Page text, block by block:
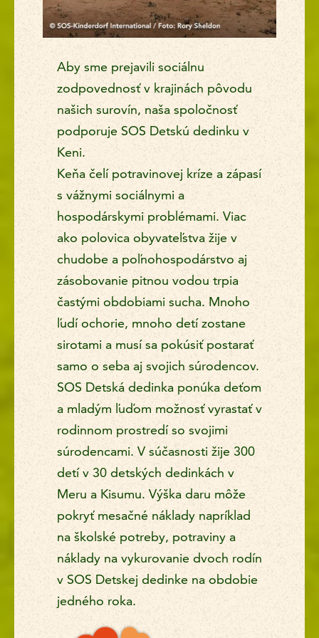
Aby sme prejavili sociálnu
zodpovednosť v krajinách pôvodu
našich surovín, naša spoločnosť
podporuje SOS Detskú dedinku v
Keni.
Keňa čelí potravinovej kríze a zápasí
s vážnymi sociálnymi a
hospodárskymi problémami. Viac
ako polovica obyvateľstva žije v
chudobe a poľnohospodárstvo aj
zásobovanie pitnou vodou trpia
častými obdobiami sucha. Mnoho
ľudí ochorie, mnoho detí zostane
sirotami a musí sa pokúsiť postarať
samo o seba aj svojich súrodencov.
SOS Detská dedinka ponúka deťom
a mladým ľuďom možnosť vyrastať v
rodinnom prostredí so svojimi
súrodencami. V súčasnosti žije 300
detí v 30 detských dedinkách v
Meru a Kisumu. Výška daru môže
pokryť mesačné náklady napríklad
na školské potreby, potraviny a
náklady na vykurovanie dvoch rodín
v SOS Detskej dedinke na obdobie
jedného roka.